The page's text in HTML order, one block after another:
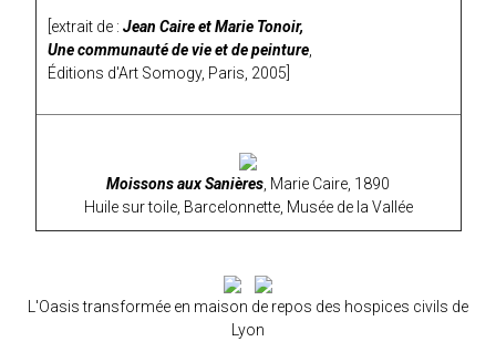
[extrait de : Jean Caire et Marie Tonoir,
Une communauté de vie et de peinture,
Éditions d'Art Somogy, Paris, 2005]
Moissons aux Sanières , Marie Caire, 1890
Huile sur toile, Barcelonnette, Musée de la Vallée
L'Oasis transformée en maison de repos des hospices civils de
Lyon